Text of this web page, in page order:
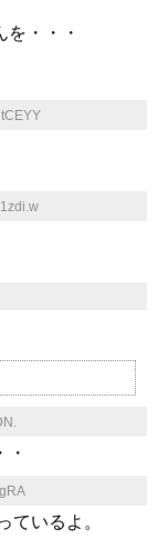
・・・
ているよ。